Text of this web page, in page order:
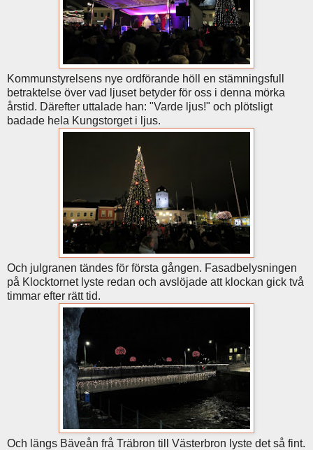
Kommunstyrelsens nye ordförande höll en stämningsfull
betraktelse över vad ljuset betyder för oss i denna mörka
årstid. Därefter uttalade han: "Varde ljus!" och plötsligt
badade hela Kungstorget i ljus.
Och julgranen tändes för första gången. Fasadbelysningen
på Klocktornet lyste redan och avslöjade att klockan gick två
timmar efter rätt tid.
Och längs Bäveån frå Träbron till Västerbron lyste det så fint.